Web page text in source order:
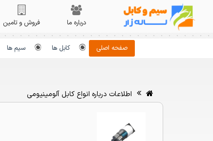
درباره ما فروش و تامین
صفحه اصلی کابل ها سیم ها
اطلاعات درباره انواع کابل آلومینیومی